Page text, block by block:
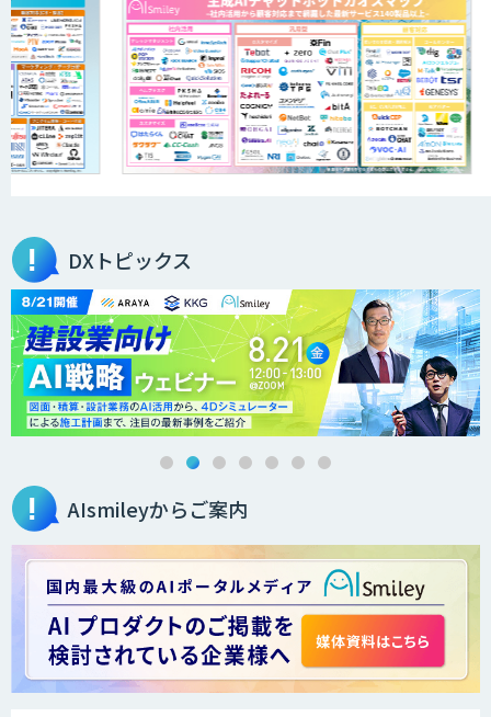
DXトピックス
AIsmileyからご案内